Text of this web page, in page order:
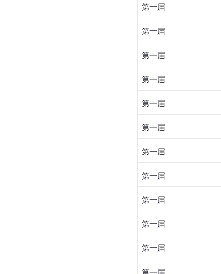
第一届
第一届
第一届
第一届
第一届
第一届
第一届
第一届
第一届
第一届
第一届